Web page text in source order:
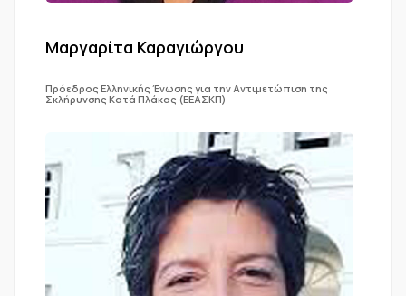
Μαργαρίτα Καραγιώργου
Πρόεδρος Ελληνικής Ένωσης για την Αντιμετώπιση της
Σκλήρυνσης Κατά Πλάκας (ΕΕΑΣΚΠ)